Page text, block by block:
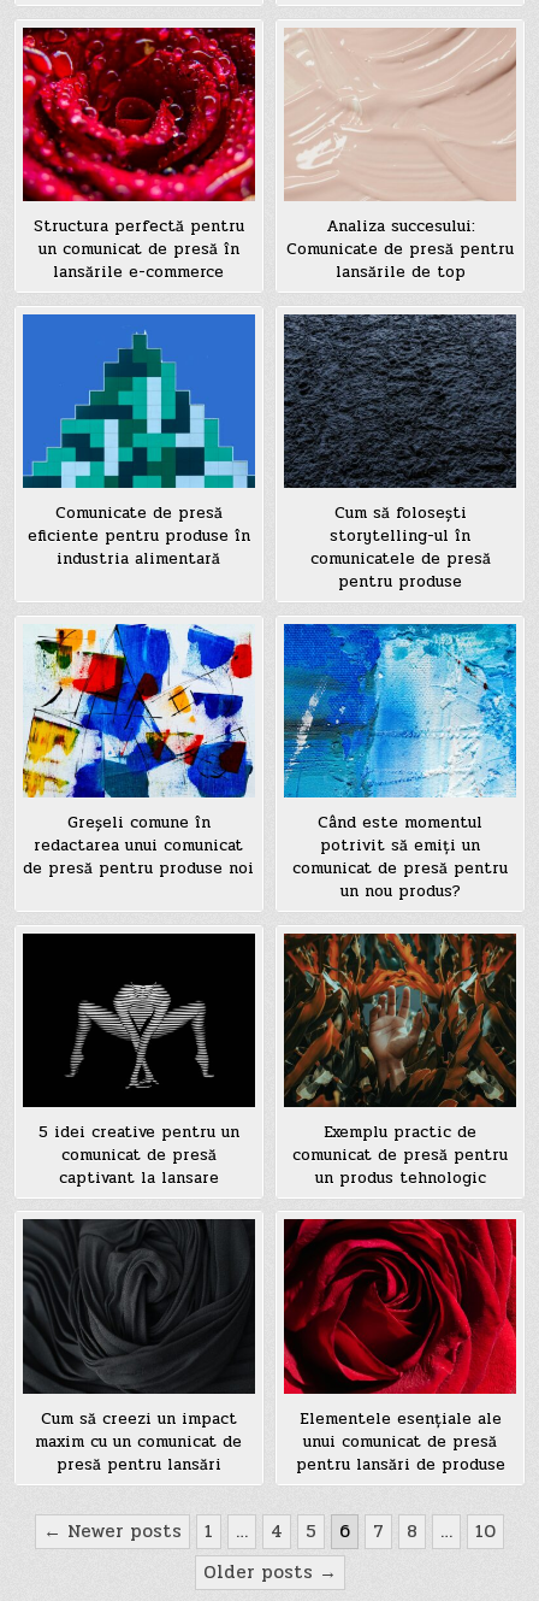
Structura perfectă pentru
un comunicat de presă în
lansările e-commerce
Analiza succesului:
Comunicate de presă pentru
lansările de top
Comunicate de presă
eficiente pentru produse în
industria alimentară
Cum să folosești
storytelling-ul în
comunicatele de presă
pentru produse
Greșeli comune în
redactarea unui comunicat
de presă pentru produse noi
Când este momentul
potrivit să emiți un
comunicat de presă pentru
un nou produs?
5 idei creative pentru un
comunicat de presă
captivant la lansare
Exemplu practic de
comunicat de presă pentru
un produs tehnologic
Cum să creezi un impact
maxim cu un comunicat de
presă pentru lansări
Elementele esențiale ale
unui comunicat de presă
pentru lansări de produse
Paginație
articole
← Newer posts 1 … 4 5 6 7 8 …
10
Older posts →